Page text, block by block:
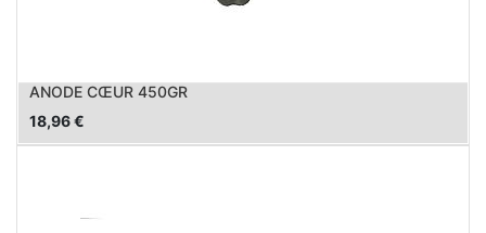
ANODE CŒUR 450GR
18,96€